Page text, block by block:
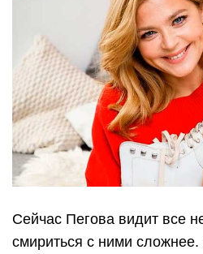
Сейчас Пегова видит все
смириться с ними